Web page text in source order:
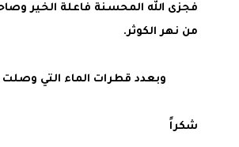
فجزى الله المحسنة فاعلة الخير
من نهر الكوثر.
وبعدد قطرات الماء التي وصلت
شكراً